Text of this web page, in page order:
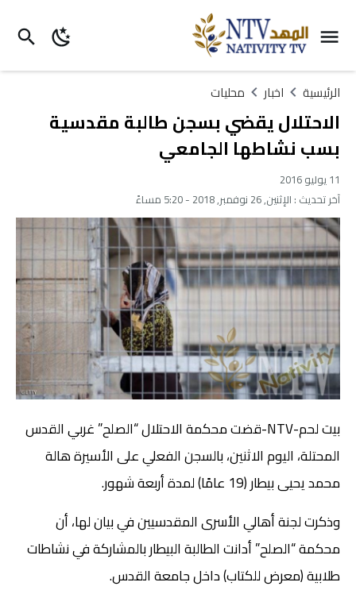
الرئيسية اخبار محليات
الاحتلال يقضي بسجن طالبة مقدسية
بسب نشاطها الجامعي
11 يوليو 2016
آخر تحديث : الإثنين, 26 نوفمبر, 2018 - 5:20 مساءً
بيت لحم-NTV-قضت محكمة الاحتلال “الصلح” غربي القدس
المحتلة، اليوم الاثنين، بالسجن الفعلي على الأسيرة هالة
محمد يحيى بيطار (19 عامًا) لمدة أربعة شهور.
وذكرت لجنة أهالي الأسرى المقدسيين في بيان لها، أن
محكمة “الصلح” أدانت الطالبة البيطار بالمشاركة في نشاطات
طلابية (معرض للكتاب) داخل جامعة القدس.